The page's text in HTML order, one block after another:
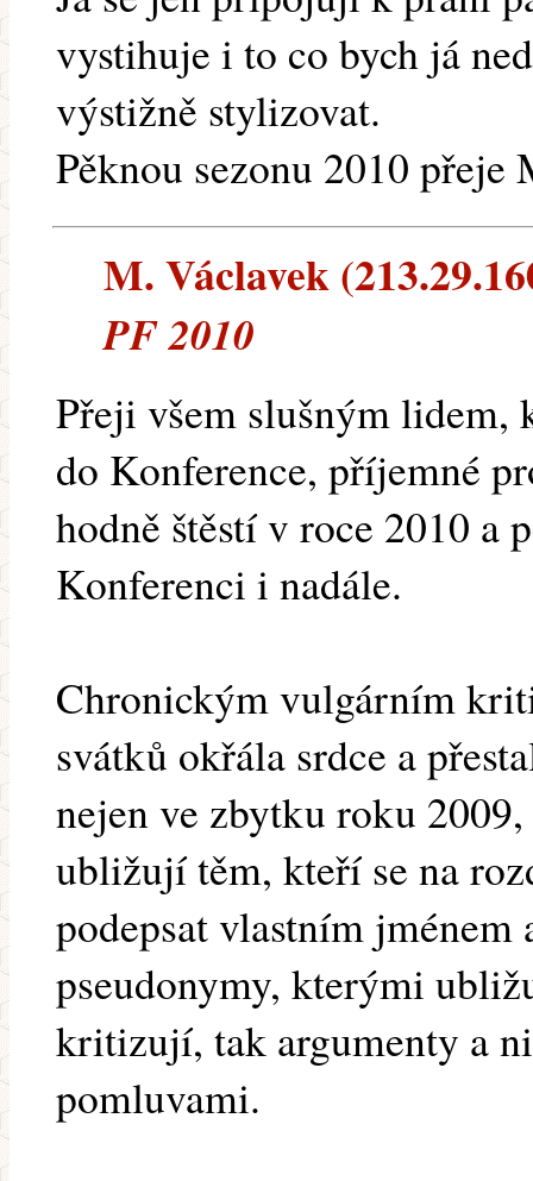
vystihuje i to co bych já
výstižně stylizovat.
Pěknou sezonu 2010 přeje
M. Václavek
PF 2010
Přeji všem slušným
do Konference, příjemné
hodně štěstí v roce 2010 a
Konferenci i nadále.
Chronickým vulgárním
svátků okřála srdce a
nejen ve zbytku roku
ubližují těm, kteří se na
podepsat vlastním jménem
pseudonymy, kterými
kritizují, tak argumenty a
pomluvami.